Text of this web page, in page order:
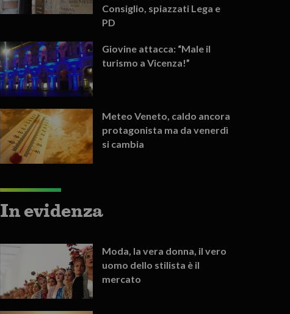
Consiglio, spiazzati Lega e
PD
Giovine attacca: “Male il
turismo a Vicenza!”
Meteo Veneto, caldo ancora
protagonista ma da venerdì
si cambia
In evidenza
Moda, la vera donna, il vero
uomo dello stilista è il
mercato